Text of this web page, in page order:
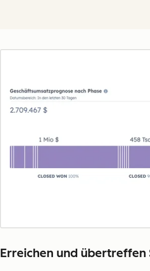
Erreichen und übertreffen